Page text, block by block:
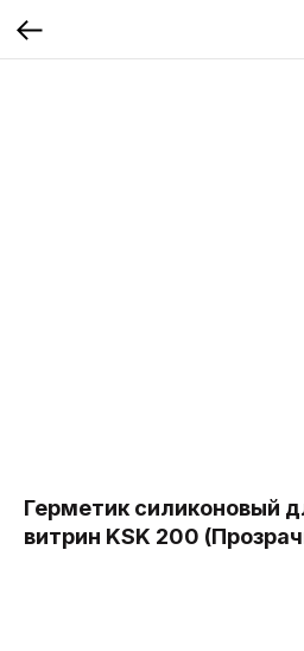
Герметик силиконовый
витрин KSK 200